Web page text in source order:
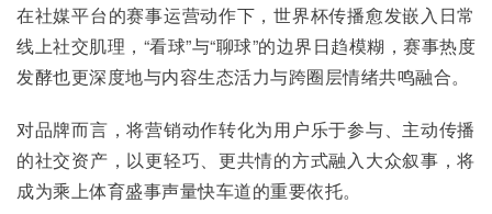
在社媒平台的赛事运营动作下，世界杯传播愈发嵌入日常
线上社交肌理，“看球”与“聊球”的边界日趋模糊，赛事热度
发酵也更深度地与内容生态活力与跨圈层情绪共鸣融合。
对品牌而言，将营销动作转化为用户乐于参与、主动传播
的社交资产，以更轻巧、更共情的方式融入大众叙事，将
成为乘上体育盛事声量快车道的重要依托。